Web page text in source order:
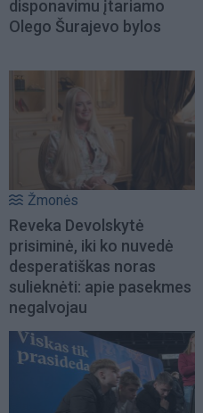
disponavimu įtariamo
Olego Šurajevo bylos
Žmonės
Reveka Devolskytė
prisiminė, iki ko nuvedė
desperatiškas noras
sulieknėti: apie pasekmes
negalvojau